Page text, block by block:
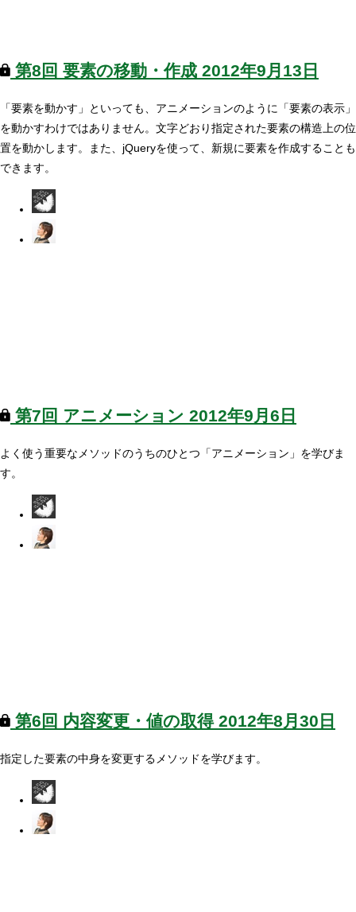
第8回 要素の移動・作成 2012年9月13日
「要素を動かす」といっても、アニメーションのように「要素の表示」
を動かすわけではありません。文字どおり指定された要素の構造上の位
置を動かします。また、jQueryを使って、新規に要素を作成することも
できます。
第7回 アニメーション 2012年9月6日
よく使う重要なメソッドのうちのひとつ「アニメーション」を学びま
す。
第6回 内容変更・値の取得 2012年8月30日
指定した要素の中身を変更するメソッドを学びます。